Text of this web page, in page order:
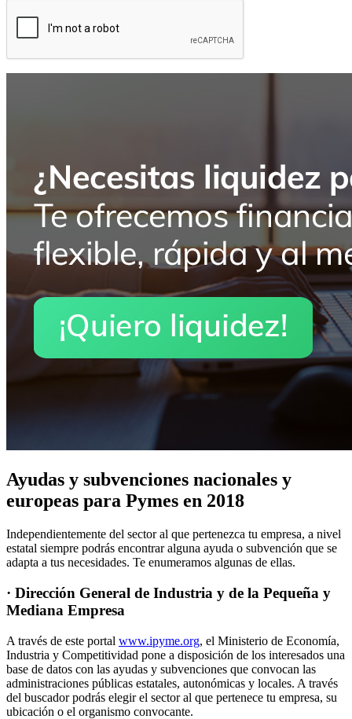
Ayudas y subvenciones nacionales y
europeas para Pymes en 2018
Independientemente del sector al que pertenezca tu empresa, a nivel
estatal siempre podrás encontrar alguna ayuda o subvención que se
adapta a tus necesidades. Te enumeramos algunas de ellas.
· Dirección General de Industria y de la Pequeña y
Mediana Empresa
A través de este portal www.ipyme.org, el Ministerio de Economía,
Industria y Competitividad pone a disposición de los interesados una
base de datos con las ayudas y subvenciones que convocan las
administraciones públicas estatales, autonómicas y locales. A través
del buscador podrás elegir el sector al que pertenece tu empresa, su
ubicación o el organismo convocante.